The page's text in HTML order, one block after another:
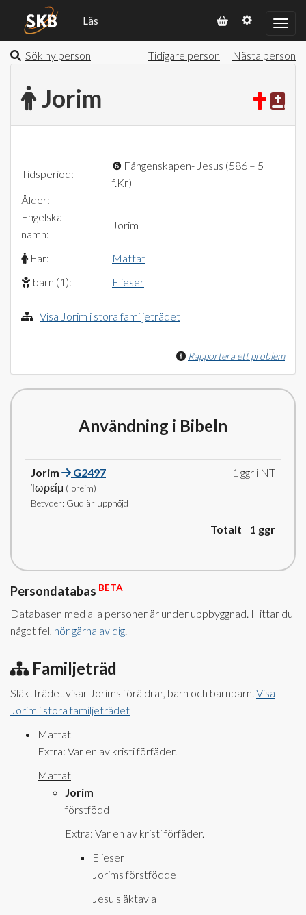
Läs
Sök ny person Tidigare person Nästa person
Jorim
Tidsperiod:
❻ Fångenskapen- Jesus (586 – 5
f.Kr)
Ålder:
-
Engelska
namn:
Jorim
Far:
Mattat
barn (1):
Elieser
Visa Jorim i stora familjeträdet
Rapportera ett problem
Användning i Bibeln
Jorim
G2497
Ἰωρείμ (Ioreim)
Betyder: Gud är upphöjd
1 ggr i NT
Totalt 1 ggr
Persondatabas BETA
Databasen med alla personer är under uppbyggnad. Hittar du
något fel, hör gärna av dig.
Familjeträd
Släktträdet visar Jorims föräldrar, barn och barnbarn. Visa
Jorim i stora familjeträdet
Mattat
Extra: Var en av kristi förfäder.
Mattat
Jorim
förstfödd
Extra: Var en av kristi förfäder.
Elieser
Jorims förstfödde
Jesu släktavla